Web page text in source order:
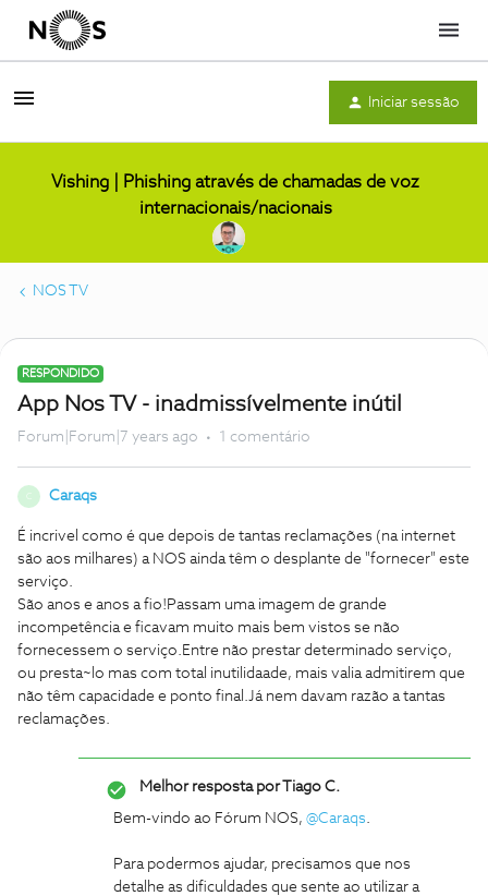
Menu
Iniciar sessão
Vishing | Phishing através de chamadas de voz
internacionais/nacionais
NOS TV
RESPONDIDO
App Nos TV - inadmissívelmente inútil
Forum|Forum|7 years ago 1 comentário
Caraqs
É incrivel como é que depois de tantas reclamações (na internet
são aos milhares) a NOS ainda têm o desplante de "fornecer" este
serviço.
São anos e anos a fio!Passam uma imagem de grande
incompetência e ficavam muito mais bem vistos se não
fornecessem o serviço.Entre não prestar determinado serviço,
ou presta~lo mas com total inutilidaade, mais valia admitirem que
não têm capacidade e ponto final.Já nem davam razão a tantas
reclamações.
Melhor resposta porTiago C.
Bem-vindo ao Fórum NOS, @Caraqs.
Para podermos ajudar, precisamos que nos
detalhe as dificuldades que sente ao utilizar a